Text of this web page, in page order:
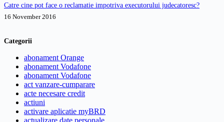
Catre cine pot face o reclamatie impotriva executorului judecatoresc?
16 November 2016
Categorii
abonament Orange
abonament Vodafone
abonament Vodafone
act vanzare-cumparare
acte necesare credit
actiuni
activare aplicatie myBRD